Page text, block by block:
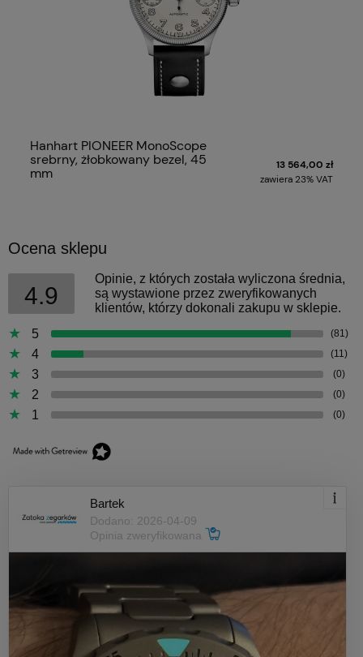
Hanhart PIONEER MonoScope
srebrny, żłobkowany bezel, 45
mm
13 564,00 zł
zawiera 23% VAT
Ocena sklepu
4.9
Opinie, z których została wyliczona średnia,
są wystawione przez zweryfikowanych
klientów, którzy dokonali zakupu w sklepie.
5
(81)
4 (11)
3 (0)
2 (0)
1 (0)
Bartek
Dodano: 2026-04-09
Opinia zweryfikowana